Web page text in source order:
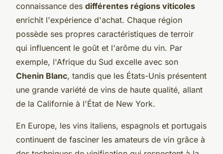
connaissance des différentes régions viticoles
enrichit l'expérience d'achat. Chaque région
possède ses propres caractéristiques de terroir
qui influencent le goût et l'arôme du vin. Par
exemple, l'Afrique du Sud excelle avec son
Chenin Blanc, tandis que les États-Unis présentent
une grande variété de vins de haute qualité, allant
de la Californie à l'État de New York.
En Europe, les vins italiens, espagnols et portugais
continuent de fasciner les amateurs de vin grâce à